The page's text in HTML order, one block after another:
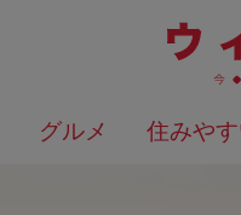
グルメ 住みや